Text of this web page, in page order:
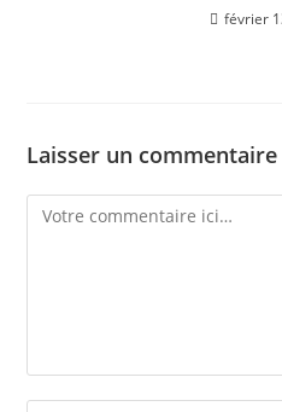
février
Laisser un commentaire